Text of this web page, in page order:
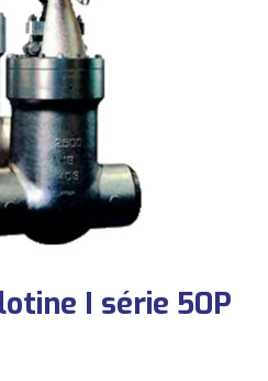
I série 50P